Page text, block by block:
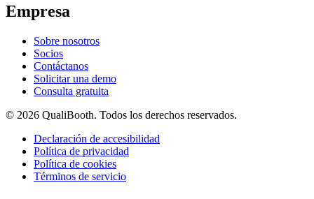
Empresa
Sobre nosotros
Socios
Contáctanos
Solicitar una demo
Consulta gratuita
© 2026 QualiBooth. Todos los derechos reservados.
Declaración de accesibilidad
Política de privacidad
Política de cookies
Términos de servicio